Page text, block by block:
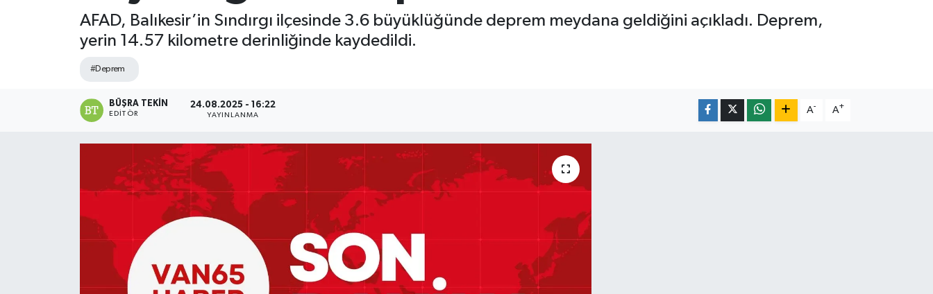
AFAD, Balıkesir’in Sındırgı ilçesinde 3.6 büyüklüğünde deprem meydana geldiğini açıkladı. Deprem,
yerin 14.57 kilometre derinliğinde kaydedildi.
#Deprem
BÜŞRA TEKIN
EDITÖR
24.08.2025 - 16:22
YAYINLANMA
A- A+